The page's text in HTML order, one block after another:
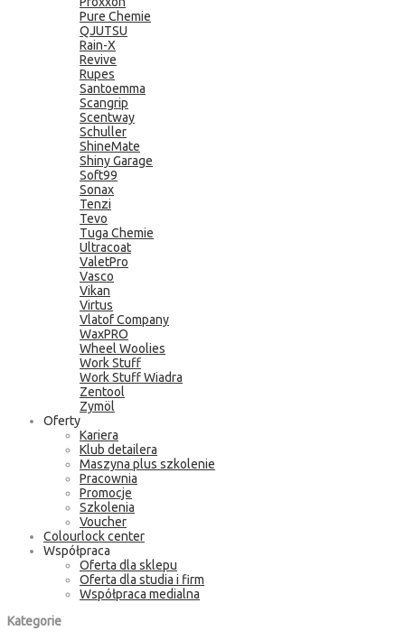
Pure Chemie
QJUTSU
Rain-X
Revive
Rupes
Santoemma
Scangrip
Scentway
Schuller
ShineMate
Shiny Garage
Soft99
Sonax
Tenzi
Tevo
Tuga Chemie
Ultracoat
ValetPro
Vasco
Vikan
Virtus
Vlatof Company
WaxPRO
Wheel Woolies
Work Stuff
Work Stuff Wiadra
Zentool
Zymöl
Oferty
Kariera
Klub detailera
Maszyna plus szkolenie
Pracownia
Promocje
Szkolenia
Voucher
Colourlock center
Współpraca
Oferta dla sklepu
Oferta dla studia i firm
Współpraca medialna
Kategorie